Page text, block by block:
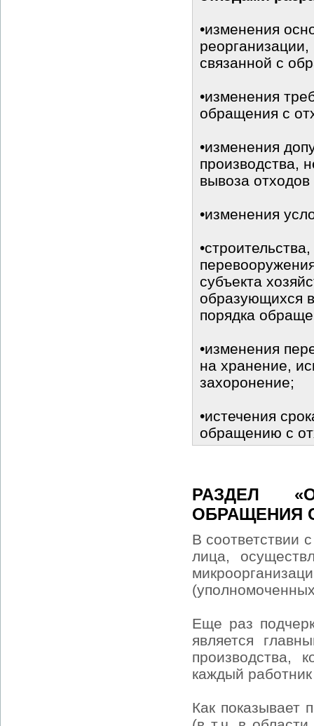
•изменения
связанной с
•изменения
обращения с
•изменения
производства,
вывоза
•изменения
субъекта
образующихся
порядка
•изменения
на хранение,
захоронение;
•истечения
обращению с
РАЗДЕЛ
ОБРАЩЕНИЯ
В соответствии
лица,
Еще раз
является
производства,
каждый
Как показывает